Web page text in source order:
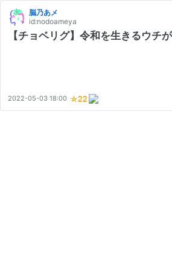
脳乃あメ
id:nodoameya
【チョベリグ】令和を生きるウチ
2022-05-03 18:00